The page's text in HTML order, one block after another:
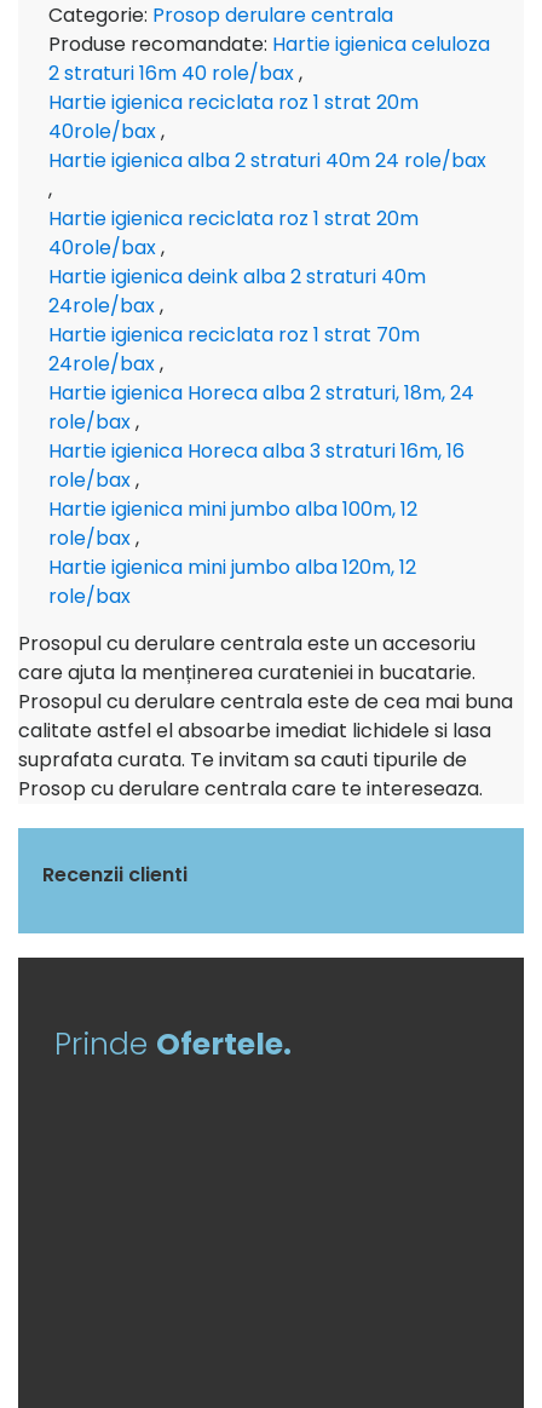
Categorie: Prosop derulare centrala
Produse recomandate: Hartie igienica celuloza
2 straturi 16m 40 role/bax,
Hartie igienica reciclata roz 1 strat 20m
40role/bax,
Hartie igienica alba 2 straturi 40m 24 role/bax
,
Hartie igienica reciclata roz 1 strat 20m
40role/bax,
Hartie igienica deink alba 2 straturi 40m
24role/bax,
Hartie igienica reciclata roz 1 strat 70m
24role/bax,
Hartie igienica Horeca alba 2 straturi, 18m, 24
role/bax,
Hartie igienica Horeca alba 3 straturi 16m, 16
role/bax,
Hartie igienica mini jumbo alba 100m, 12
role/bax,
Hartie igienica mini jumbo alba 120m, 12
role/bax
Prosopul cu derulare centrala este un accesoriu
care ajuta la menținerea curateniei in bucatarie.
Prosopul cu derulare centrala este de cea mai buna
calitate astfel el absoarbe imediat lichidele si lasa
suprafata curata. Te invitam sa cauti tipurile de
Prosop cu derulare centrala care te intereseaza.
Recenzii clienti
Prinde Ofertele.